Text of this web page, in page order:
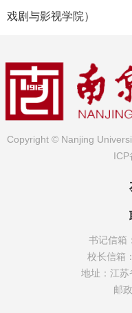
戏剧与影视学院）
Copyright © Nanjing
书记信箱
校长信箱
地址：江
邮